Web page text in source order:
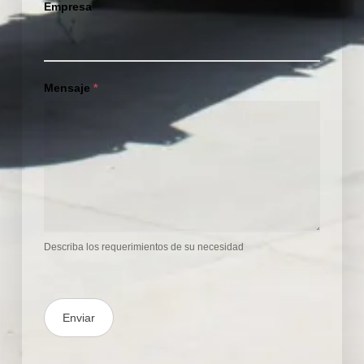
Empresa
Mensaje *
Describa los requerimientos de su necesidad
Enviar